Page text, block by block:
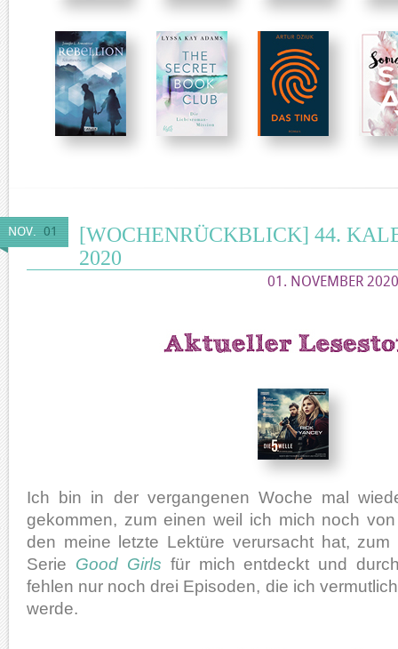
NOV. 01
[WOCHENRÜCKBLICK] 44.
2020
01. NOVEMBER
Ich bin in der vergangenen Woche mal
gekommen, zum einen weil ich mich noch
den meine letzte Lektüre verursacht hat,
Serie Good Girls für mich entdeckt und
fehlen nur noch drei Episoden, die ich
werde.